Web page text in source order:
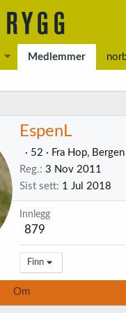
Medlemmer
EspenL
· 52 · Fra Hop, Bergen
Reg. 3 Nov 2011
Sist sett 1 Jul 2018
Innlegg
879
Finn
Om